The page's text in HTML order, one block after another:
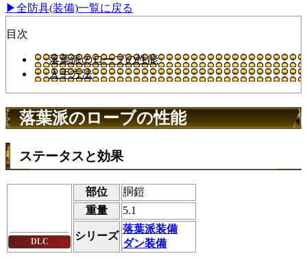
▶全防具(装備)一覧に戻る
目次
落葉派のローブの性能
入手方法
落葉派のローブの性能
ステータスと効果
DLC
部位
胴鎧
重量
5.1
シリーズ
落葉派装備
ダン装備